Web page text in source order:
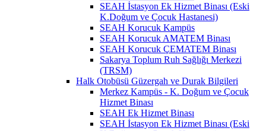
SEAH İstasyon Ek Hizmet Binası (Eski
K.Doğum ve Çocuk Hastanesi)
SEAH Korucuk Kampüs
SEAH Korucuk AMATEM Binası
SEAH Korucuk ÇEMATEM Binası
Sakarya Toplum Ruh Sağlığı Merkezi
(TRSM)
Halk Otobüsü Güzergah ve Durak Bilgileri
Merkez Kampüs - K. Doğum ve Çocuk
Hizmet Binası
SEAH Ek Hizmet Binası
SEAH İstasyon Ek Hizmet Binası (Eski